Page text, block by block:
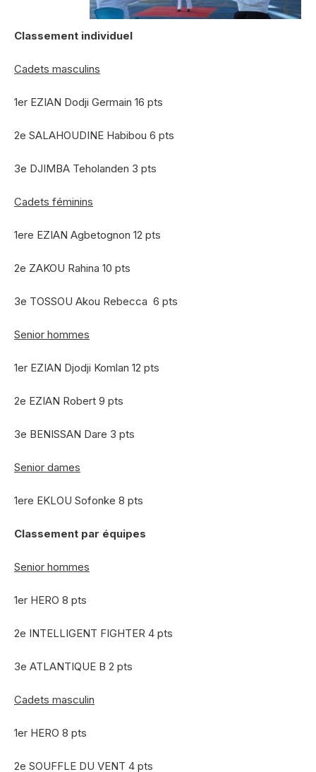
Classement individuel
Cadets masculins
1er EZIAN Dodji Germain 16 pts
2e SALAHOUDINE Habibou 6 pts
3e DJIMBA Teholanden 3 pts
Cadets féminins
1ere EZIAN Agbetognon 12 pts
2e ZAKOU Rahina 10 pts
3e TOSSOU Akou Rebecca 6 pts
Senior hommes
1er EZIAN Djodji Komlan 12 pts
2e EZIAN Robert 9 pts
3e BENISSAN Dare 3 pts
Senior dames
1ere EKLOU Sofonke 8 pts
Classement par équipes
Senior hommes
1er HERO 8 pts
2e INTELLIGENT FIGHTER 4 pts
3e ATLANTIQUE B 2 pts
Cadets masculin
1er HERO 8 pts
2e SOUFFLE DU VENT 4 pts